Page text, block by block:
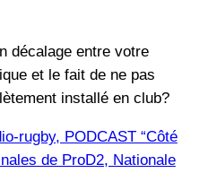
décalage entre votre
et le fait de ne pas
installé en club?
rugby, PODCAST “Côté
de ProD2, Nationale